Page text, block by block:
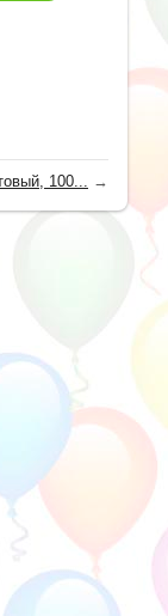
100... →